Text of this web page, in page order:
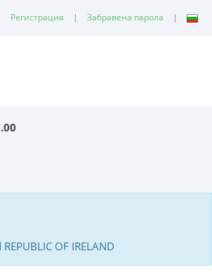
Регистрация | Забравена парола |
OF IRELAND